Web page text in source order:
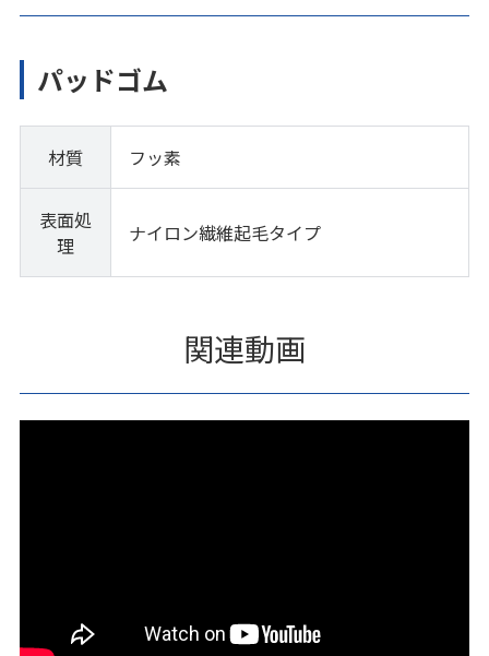
パッドゴム
材質 フッ素
表面処
理
ナイロン繊維起毛タイプ
関連動画